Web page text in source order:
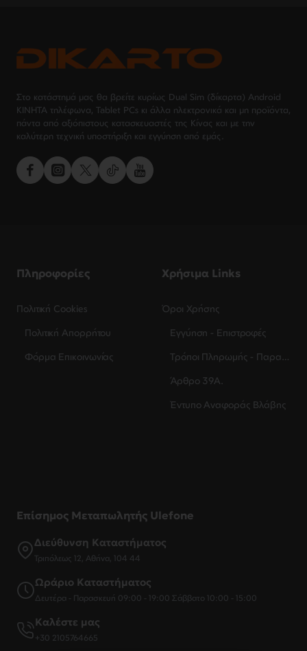
Στο κατάστημά μας θα βρείτε κυρίως Dual Sim (δίκαρτα) Android
ΚΙΝΗΤΑ τηλέφωνα, Tablet PCs κι άλλα ηλεκτρονικά και μη προϊόντα,
πάντα από αξιόπιστους κατασκευαστές της Κίνας και με την
καλύτερη τεχνική υποστήριξη και εγγύηση από εμάς.
Πληροφορίες
Πολιτική Cookies
Πολιτική Απορρήτου
Φόρμα Επικοινωνίας
Χρήσιμα Links
Όροι Χρήσης
Εγγύηση - Επιστροφές
Άρθρο 39Α.
Έντυπο Αναφοράς Βλάβης
Επίσημος Μεταπωλητής Ulefone
Διεύθυνση Καταστήματος
Τριπόλεως 12, Αθήνα, 104 44
Ωράριο Καταστήματος
Δευτέρα - Παρασκευή 09:00 - 19:00 Σάββατο 10:00 - 15:00
Καλέστε μας
+30 2105764665